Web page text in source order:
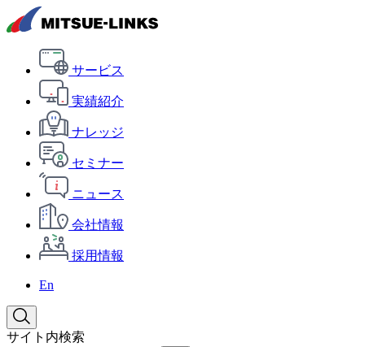
サービス
実績紹介
ナレッジ
セミナー
ニュース
会社情報
採用情報
En
サイト内検索